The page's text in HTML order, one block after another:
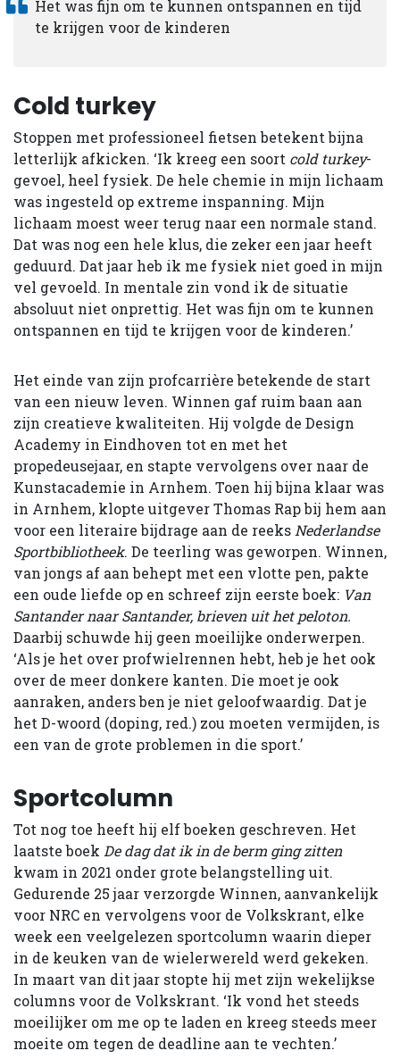
Het was fijn om te kunnen ontspannen en tijd
te krijgen voor de kinderen
Cold turkey
Stoppen met professioneel fietsen betekent bijna
letterlijk afkicken. ‘Ik kreeg een soort cold turkey-
gevoel, heel fysiek. De hele chemie in mijn lichaam
was ingesteld op extreme inspanning. Mijn
lichaam moest weer terug naar een normale stand.
Dat was nog een hele klus, die zeker een jaar heeft
geduurd. Dat jaar heb ik me fysiek niet goed in mijn
vel gevoeld. In mentale zin vond ik de situatie
absoluut niet onprettig. Het was fijn om te kunnen
ontspannen en tijd te krijgen voor de kinderen.’
Het einde van zijn profcarrière betekende de start
van een nieuw leven. Winnen gaf ruim baan aan
zijn creatieve kwaliteiten. Hij volgde de Design
Academy in Eindhoven tot en met het
propedeusejaar, en stapte vervolgens over naar de
Kunstacademie in Arnhem. Toen hij bijna klaar was
in Arnhem, klopte uitgever Thomas Rap bij hem aan
voor een literaire bijdrage aan de reeks Nederlandse
Sportbibliotheek. De teerling was geworpen. Winnen,
van jongs af aan behept met een vlotte pen, pakte
een oude liefde op en schreef zijn eerste boek: Van
Santander naar Santander, brieven uit het peloton.
Daarbij schuwde hij geen moeilijke onderwerpen.
‘Als je het over profwielrennen hebt, heb je het ook
over de meer donkere kanten. Die moet je ook
aanraken, anders ben je niet geloofwaardig. Dat je
het D-woord (doping, red.) zou moeten vermijden, is
een van de grote problemen in die sport.’
Sportcolumn
Tot nog toe heeft hij elf boeken geschreven. Het
laatste boek De dag dat ik in de berm ging zitten
kwam in 2021 onder grote belangstelling uit.
Gedurende 25 jaar verzorgde Winnen, aanvankelijk
voor NRC en vervolgens voor de Volkskrant, elke
week een veelgelezen sportcolumn waarin dieper
in de keuken van de wielerwereld werd gekeken.
In maart van dit jaar stopte hij met zijn wekelijkse
columns voor de Volkskrant. ‘Ik vond het steeds
moeilijker om me op te laden en kreeg steeds meer
moeite om tegen de deadline aan te vechten.’